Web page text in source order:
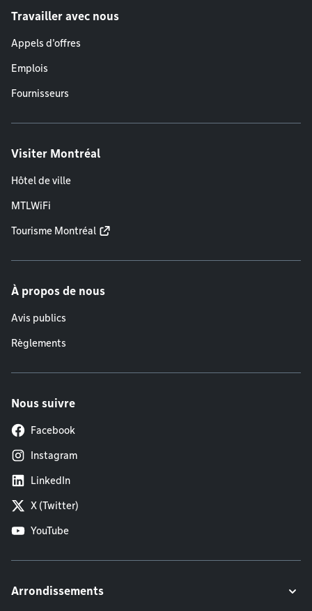
Travailler avec nous
Appels d'offres
Emplois
Fournisseurs
Visiter Montréal
Hôtel de ville
MTLWiFi
Tourisme Montréal
À propos de nous
Avis publics
Règlements
Nous suivre
Facebook
Instagram
LinkedIn
X (Twitter)
YouTube
Arrondissements